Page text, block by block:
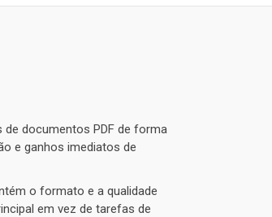
de documentos PDF de forma
e ganhos imediatos de
o formato e a qualidade
em vez de tarefas de